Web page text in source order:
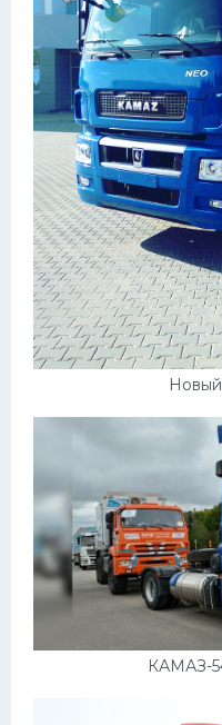
КАМАЗ-
Ситроен
Субару
Опель
Подводные лодки
Митсубиси
Киа
Танки
Крайслер
Порше
Тойота
Лодки
Шкода